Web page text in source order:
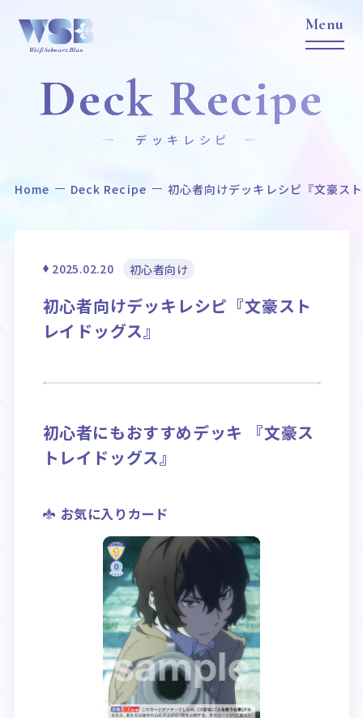
Home News
作品タイトル
Event
イベント
Card List
Deck Recipe
デッキレシピ
Home Deck Recipe 初心者向けデッキレシピ『文豪ス
2025.02.20 初心者向け
初心者向けデッキレシピ『文豪スト
レイドッグス』
初心者にもおすすめデッキ 『文豪ス
トレイドッグス』
お気に入りカード